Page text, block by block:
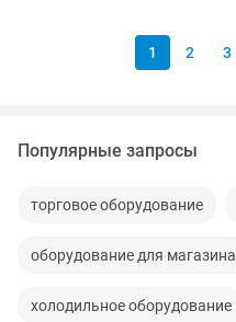
1 2 3
Популярные запросы
торговое оборудование
оборудование для магазина
холодильное оборудование